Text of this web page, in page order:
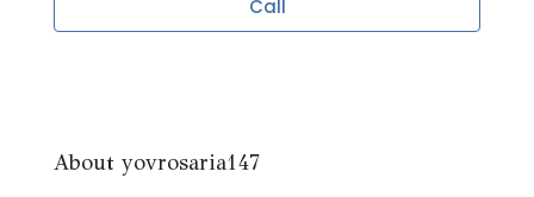
Call
About yovrosaria147